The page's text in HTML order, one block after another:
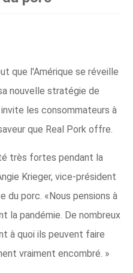
que l'Amérique se réveille
nouvelle stratégie de
les consommateurs à
que Real Pork offre.
très fortes pendant la
Krieger, vice-président
du porc. «Nous pensions à
la pandémie. De nombreux
à quoi ils peuvent faire
vraiment encombré. »